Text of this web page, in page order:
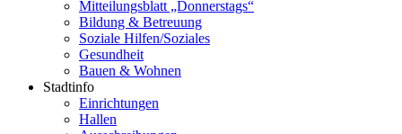
Mitteilungsblatt „Donnerstags“
Bildung & Betreuung
Soziale Hilfen/Soziales
Gesundheit
Bauen & Wohnen
Stadtinfo
Einrichtungen
Hallen